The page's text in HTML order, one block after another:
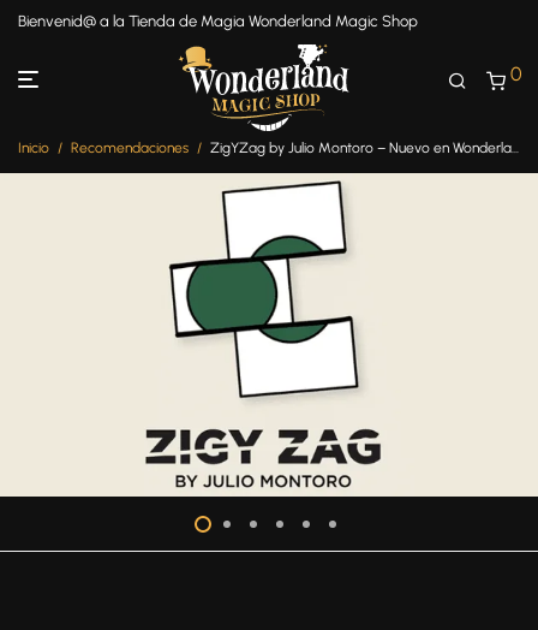
Bienvenid@ a la Tienda de Magia Wonderland Magic Shop
0
Inicio / Recomendaciones / ZigYZag by Julio Montoro – Nuevo en Wonderland